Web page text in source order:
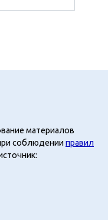
материалов
соблюденииправил